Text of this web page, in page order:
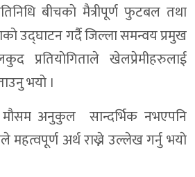
बीचकाे मैत्रीपूर्ण फुटबल तथा
उद्घाटन गर्दै जिल्ला समन्वय प्रमुख
प्रतियाेगिताले खेलप्रेमीहरुलाई
भयाे ।
माैसम अनुकुल सान्दर्भिक नभएपनि
महत्वपूर्ण अर्थ राख्ने उल्लेख गर्नु भयाे